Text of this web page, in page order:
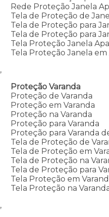
Rede Proteção Janela
Tela de Proteção de
Tela de Proteção para
Tela de Proteção para
Tela Proteção Janela
Tela Proteção Janela
,
Proteção Varanda
Proteção de Varanda
Proteção em Varanda
Proteção na Varanda
Proteção para Varanda
Proteção para Varanda
Tela de Proteção de
Tela de Proteção em
Tela de Proteção na
Tela de Proteção para
Tela Proteção em
Tela Proteção na
,